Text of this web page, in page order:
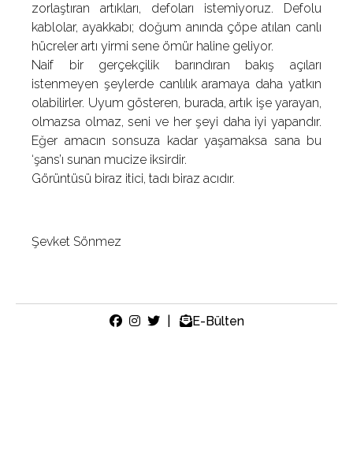
zorlaştıran artıkları, defoları istemiyoruz. Defolu
kablolar, ayakkabı; doğum anında çöpe atılan canlı
hücreler artı yirmi sene ömür haline geliyor.
Naif bir gerçekçilik barındıran bakış açıları
istenmeyen şeylerde canlılık aramaya daha yatkın
olabilirler. Uyum gösteren, burada, artık işe yarayan,
olmazsa olmaz, seni ve her şeyi daha iyi yapandır.
Eğer amacın sonsuza kadar yaşamaksa sana bu
‘şans’ı sunan mucize iksirdir.
Görüntüsü biraz itici, tadı biraz acıdır.
Şevket Sönmez
E-Bülten